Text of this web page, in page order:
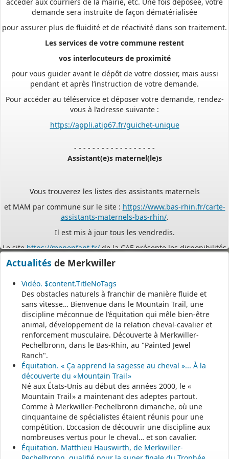
demande sera instruite de façon dématérialisée
pour assurer plus de fluidité et de réactivité dans son traitement.
Les services de votre commune restent
pour vous guider avant le dépôt de votre dossier, mais aussi
pendant et après l’instruction de votre demande.
Pour accéder au téléservice et déposer votre demande, rendez-
vous à l’adresse suivante :
Assistant(e)s maternel(le)s
assistants-maternels-bas-rhin/.
https://monenfant.fr/
des assistants maternels.
Permanence mairie
Le secrétariat est fermé le samedi matin.
Une permanence est assurée par le maire, sur rendez-vous.
Actualités de Merkwiller
Vidéo. $content.TitleNoTags
Des obstacles naturels à franchir de manière fluide et
sans vitesse… Bienvenue dans le Mountain Trail, une
discipline méconnue de l’équitation qui mêle bien-être
animal, développement de la relation cheval-cavalier et
renforcement musculaire. Découverte à Merkwiller-
Pechelbronn, dans le Bas-Rhin, au "Painted Jewel
Ranch".
Équitation. « Ça apprend la sagesse au cheval »... À la
découverte du « Mountain Trail »
Né aux États-Unis au début des années 2000, le «
Mountain Trail » a maintenant des adeptes partout.
Comme à Merkwiller-Pechelbronn dimanche, où une
cinquantaine de spécialistes étaient réunis pour une
compétition. L’occasion de découvrir une discipline aux
nombreuses vertus pour le cheval… et son cavalier.
Équitation. Matthieu Hauswirth, de Merkwiller-